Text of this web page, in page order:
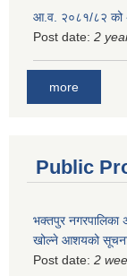
आ.व. २०८१/८२ को
Post date: 2
more
Public
भक्तपुर नगरपालिका
खोल्ने आशयको
Post date: 2